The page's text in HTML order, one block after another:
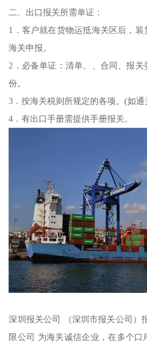
二、出口报关所需单证：
1．客户就在货物运抵海关区后，
海关申报。
2．必备单证：清单、、合同、报
份。
3．按海关税则所规定的各项。(如
4．有出口手册需提供手册报关。
深圳报关公司 （深圳市报关公司）
限公司 为海关诚信企业，在多个